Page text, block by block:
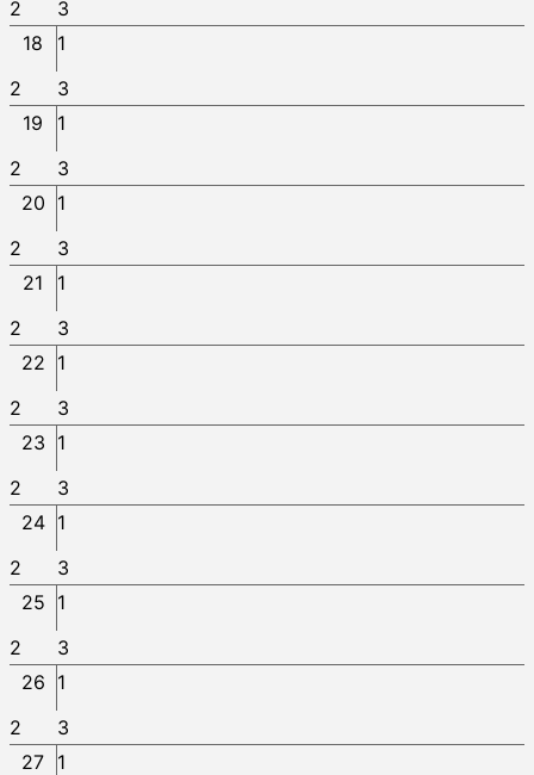
2
3
18
1
2
3
19
1
2
3
20 1
2
3
21
1
2
3
22 1
2
3
23 1
2
3
24 1
2
3
25 1
2
3
26 1
2
3
27 1